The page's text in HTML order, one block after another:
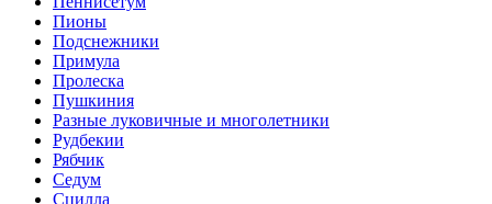
Пионы
Подснежники
Примула
Пролеска
Пушкиния
Разные луковичные и многолетники
Рудбекии
Рябчик
Седум
Сцилла